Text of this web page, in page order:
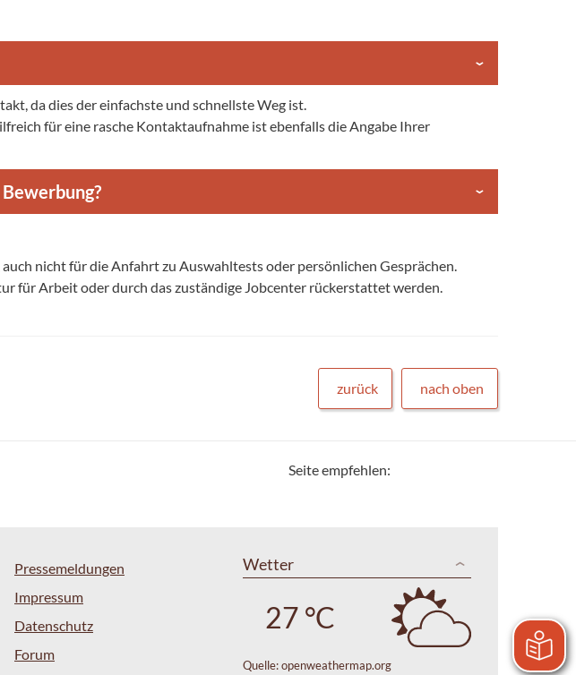
da dies der einfachste und schnellste Weg ist.
für eine rasche Kontaktaufnahme ist ebenfalls die Angabe Ihrer
nicht für die Anfahrt zu Auswahltests oder persönlichen Gesprächen.
für Arbeit oder durch das zuständige Jobcenter rückerstattet werden.
zurück nach oben
Seite empfehlen:
Pressemeldungen
Impressum
Datenschutz
Forum
Wetter
27 °C
Quelle:openweathermap.org